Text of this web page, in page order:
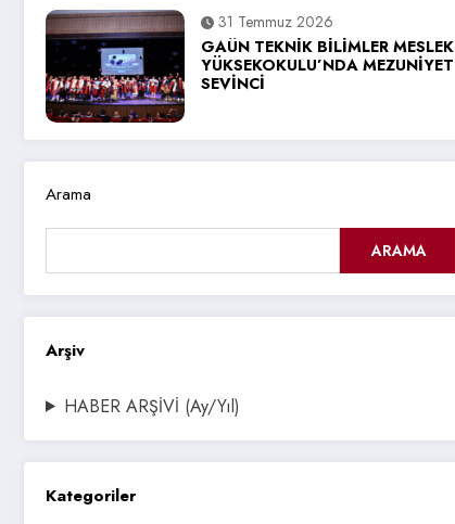
31 Temmuz 2026
GAÜN TEKNİK BİLİMLER MESLEK
YÜKSEKOKULU’NDA MEZUNİYET
SEVİNCİ
Arama
ARAMA
Arşiv
HABER ARŞİVİ (Ay/Yıl)
Kategoriler